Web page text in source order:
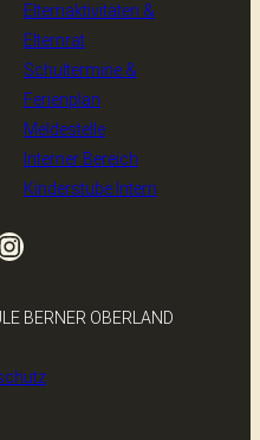
Elternaktivitäten &
Elternrat
Schultermine &
Ferienplan
Meldestelle
Interner Bereich
Kinderstube Intern
BERNER OBERLAND